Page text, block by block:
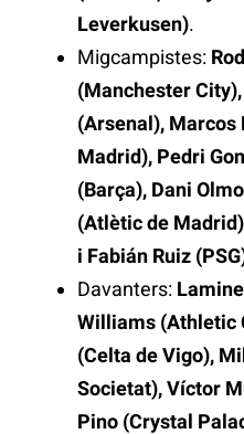
Leverkusen).
Migcampistes:
(Manchester
(Arsenal),
Madrid), Pedri
(Barça), Dani
(Atlètic de
i Fabián Ruiz
Davanters:
Williams (Athletic
(Celta de Vigo),
Societat), Víctor
Pino (Crystal